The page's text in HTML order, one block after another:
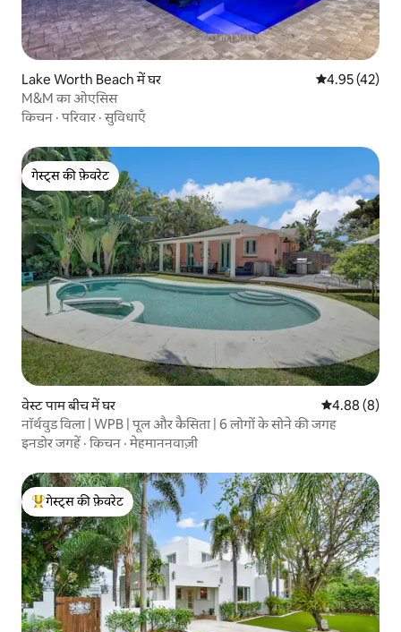
Lake Worth Beach में घर औसत रेटिंग 5 में
4.95 (42)
M&M का ओएसिस
किचन ·परिवार ·सुविधाएँ
गेस्ट्स की फ़ेवरेट
गेस्ट्स की फ़ेवरेट
वेस्ट पाम बीच में घर औसत रेटिंग 5 में
4.88 (8)
नॉर्थवुड विला | WPB | पूल और कैसिता | 6 लोगों के सोने की जगह
इनडोर जगहें ·किचन ·मेहमाननवाज़ी
गेस्ट्स का टॉप फ़ेवरेट
गेस्ट्स की फ़ेवरेट